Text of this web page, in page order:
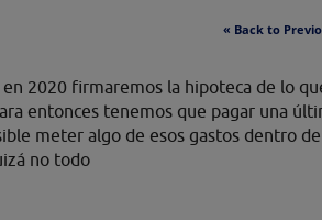
« Back to
2020 firmaremos la hipoteca de lo
entonces tenemos que pagar una
meter algo de esos gastos dentro
no todo